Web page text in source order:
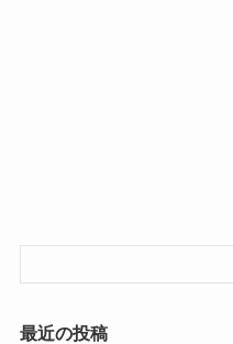
最近の投稿